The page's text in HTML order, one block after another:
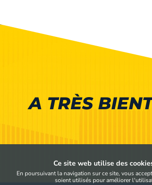
A TRÈS
Ce site web utilise des
En poursuivant la navigation sur ce site, vous
soient utilisés pour améliorer